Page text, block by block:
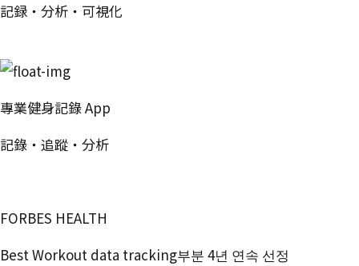
記録・分析・可視化
專業健身記錄 App
記錄・追蹤・分析
FORBES HEALTH
Best Workout data tracking부분 4년 연속 선정